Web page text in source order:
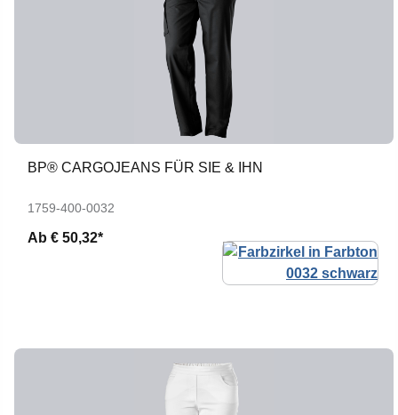
BP® CARGOJEANS FÜR SIE & IHN
1759-400-0032
Ab € 50,32*